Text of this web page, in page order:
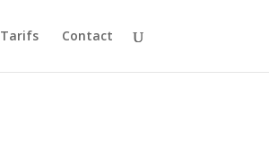
Tarifs Contact